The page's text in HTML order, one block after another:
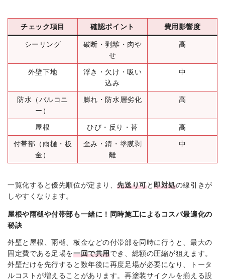
チェック項目 確認ポイント 費用影響度
シーリング
破断・剥離・肉や
せ
高
外壁下地
浮き・欠け・吸い
込み
中
防水（バルコニ
ー）
膨れ・防水層劣化 高
屋根 ひび・反り・苔
高
付帯部（雨樋・板
金）
歪み・錆・塗膜剥
離
中
一覧化すると優先順位が定まり、先送り可と即対処の線引きが
しやすくなります。
屋根や雨樋や付帯部も一緒に！同時施工によるコスパ最適化の
秘訣
外壁と屋根、雨樋、板金などの付帯部を同時に行うと、最大の
固定費である足場を一回で共用でき、総額の圧縮が狙えます。
外壁だけを先行すると数年後に再度足場が必要になり、トータ
ルコストが増えることがあります。再塗装サイクルを揃える設